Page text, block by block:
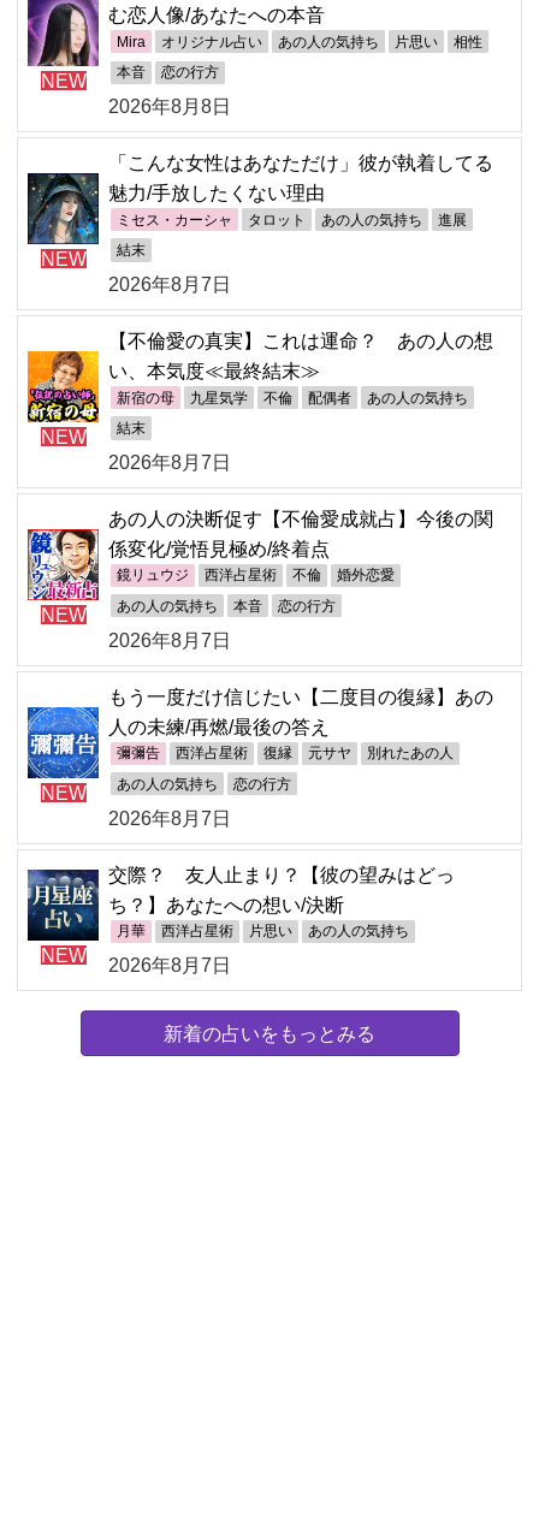
NEW
む恋人像/あなたへの本音
Mira オリジナル占い あの人の気持ち 片思い 相性
本音 恋の行方
2026年8月8日
NEW
「こんな女性はあなただけ」彼が執着してる
魅力/手放したくない理由
ミセス・カーシャ タロット あの人の気持ち 進展
結末
2026年8月7日
NEW
【不倫愛の真実】これは運命？ あの人の想
い、本気度≪最終結末≫
新宿の母 九星気学 不倫 配偶者 あの人の気持ち
結末
2026年8月7日
NEW
あの人の決断促す【不倫愛成就占】今後の関
係変化/覚悟見極め/終着点
鏡リュウジ 西洋占星術 不倫 婚外恋愛
あの人の気持ち 本音 恋の行方
2026年8月7日
NEW
もう一度だけ信じたい【二度目の復縁】あの
人の未練/再燃/最後の答え
彌彌告 西洋占星術 復縁 元サヤ 別れたあの人
あの人の気持ち 恋の行方
2026年8月7日
NEW
交際？ 友人止まり？【彼の望みはどっ
ち？】あなたへの想い/決断
月華 西洋占星術 片思い あの人の気持ち
2026年8月7日
新着の占いをもっとみる